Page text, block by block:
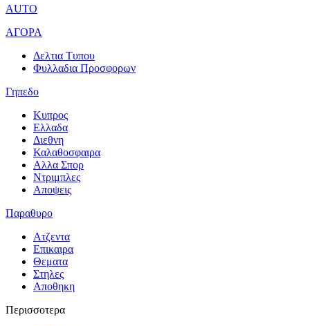
AUTO
ΑΓΟΡΑ
Δελτια Τυπου
Φυλλαδια Προσφορων
Γηπεδο
Κυπρος
Ελλαδα
Διεθνη
Καλαθοσφαιρα
Αλλα Σπορ
Ντριμπλες
Αποψεις
Παραθυρο
Ατζεντα
Επικαιρα
Θεματα
Στηλες
Αποθηκη
Περισσοτερα